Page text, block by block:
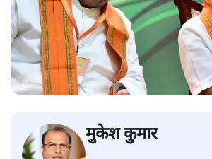
मुकेश कुमार